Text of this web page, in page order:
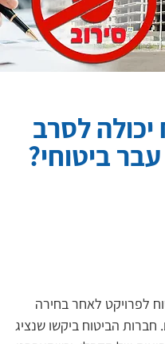
לסרב
ביטוחי?
לפרויקט לאחר בחירה
הביטוח ביקשו שנציג